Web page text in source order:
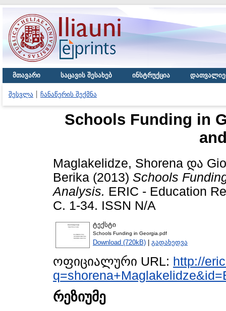
მთავარი საცავის შესახებ ინსტრუქცია
შესვლა ჩანაწერის შექმნა
Schools Funding in
Maglakelidze, Shorena და
Berika (2013) Schools
Analysis. ERIC - Education
С. 1-34. ISSN N/A
ტექსტი
Schools Funding in Georgia.pdf
Download (720kB) | გადახედვა
ოფიციალური URL: http://
რეზიუმე